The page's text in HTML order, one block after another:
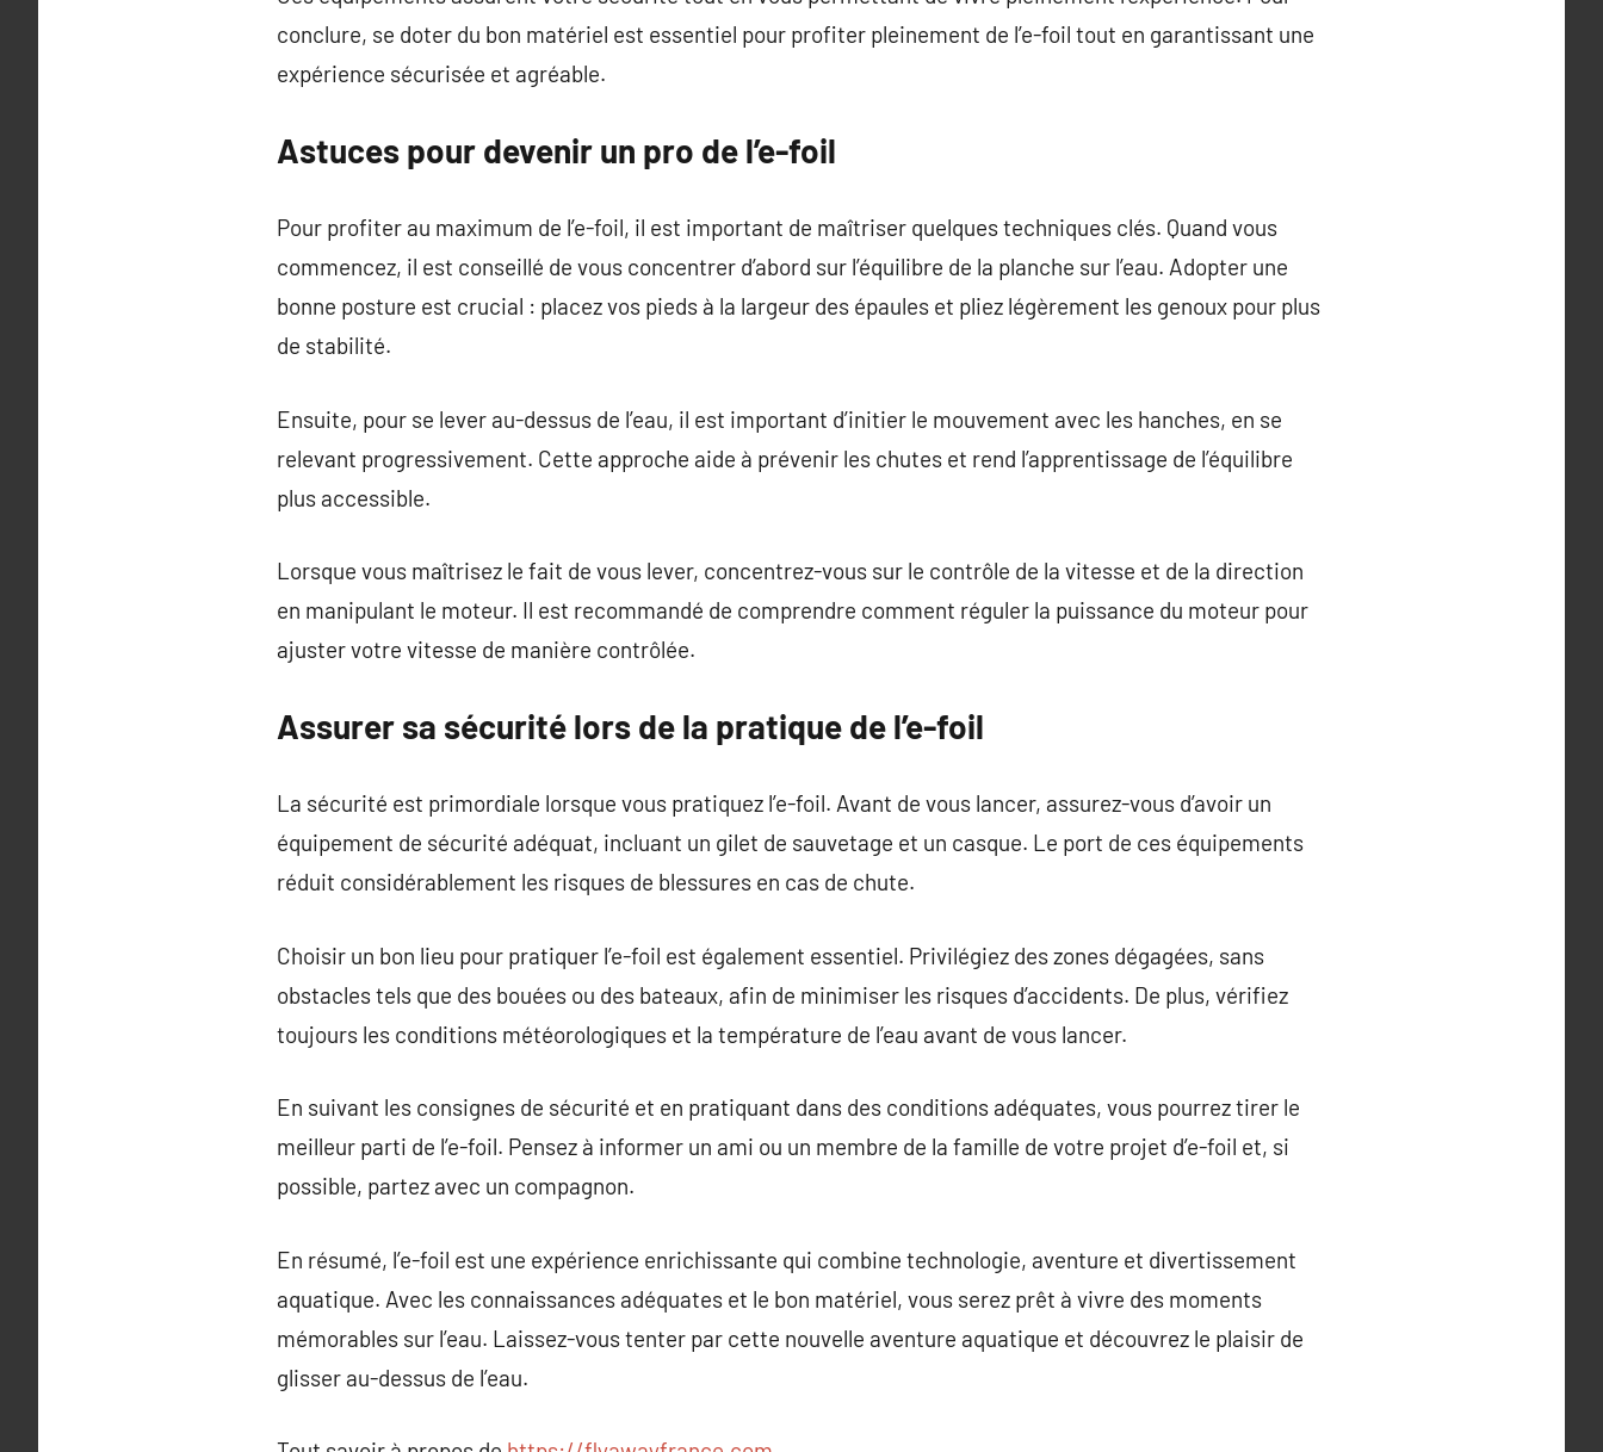
conclure, se doter du bon matériel est essentiel pour profiter pleinement de l’e-foil tout en garantissant une
expérience sécurisée et agréable.
Astuces pour devenir un pro de l’e-foil
Pour profiter au maximum de l’e-foil, il est important de maîtriser quelques techniques clés. Quand vous
commencez, il est conseillé de vous concentrer d’abord sur l’équilibre de la planche sur l’eau. Adopter une
bonne posture est crucial : placez vos pieds à la largeur des épaules et pliez légèrement les genoux pour plus
de stabilité.
Ensuite, pour se lever au-dessus de l’eau, il est important d’initier le mouvement avec les hanches, en se
relevant progressivement. Cette approche aide à prévenir les chutes et rend l’apprentissage de l’équilibre
plus accessible.
Lorsque vous maîtrisez le fait de vous lever, concentrez-vous sur le contrôle de la vitesse et de la direction
en manipulant le moteur. Il est recommandé de comprendre comment réguler la puissance du moteur pour
ajuster votre vitesse de manière contrôlée.
Assurer sa sécurité lors de la pratique de l’e-foil
La sécurité est primordiale lorsque vous pratiquez l’e-foil. Avant de vous lancer, assurez-vous d’avoir un
équipement de sécurité adéquat, incluant un gilet de sauvetage et un casque. Le port de ces équipements
réduit considérablement les risques de blessures en cas de chute.
Choisir un bon lieu pour pratiquer l’e-foil est également essentiel. Privilégiez des zones dégagées, sans
obstacles tels que des bouées ou des bateaux, afin de minimiser les risques d’accidents. De plus, vérifiez
toujours les conditions météorologiques et la température de l’eau avant de vous lancer.
En suivant les consignes de sécurité et en pratiquant dans des conditions adéquates, vous pourrez tirer le
meilleur parti de l’e-foil. Pensez à informer un ami ou un membre de la famille de votre projet d’e-foil et, si
possible, partez avec un compagnon.
En résumé, l’e-foil est une expérience enrichissante qui combine technologie, aventure et divertissement
aquatique. Avec les connaissances adéquates et le bon matériel, vous serez prêt à vivre des moments
mémorables sur l’eau. Laissez-vous tenter par cette nouvelle aventure aquatique et découvrez le plaisir de
glisser au-dessus de l’eau.